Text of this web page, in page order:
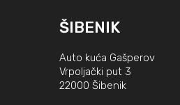
ŠIBENIK
Auto kuća Gašperov
Vrpoljački put 3
22000 Šibenik